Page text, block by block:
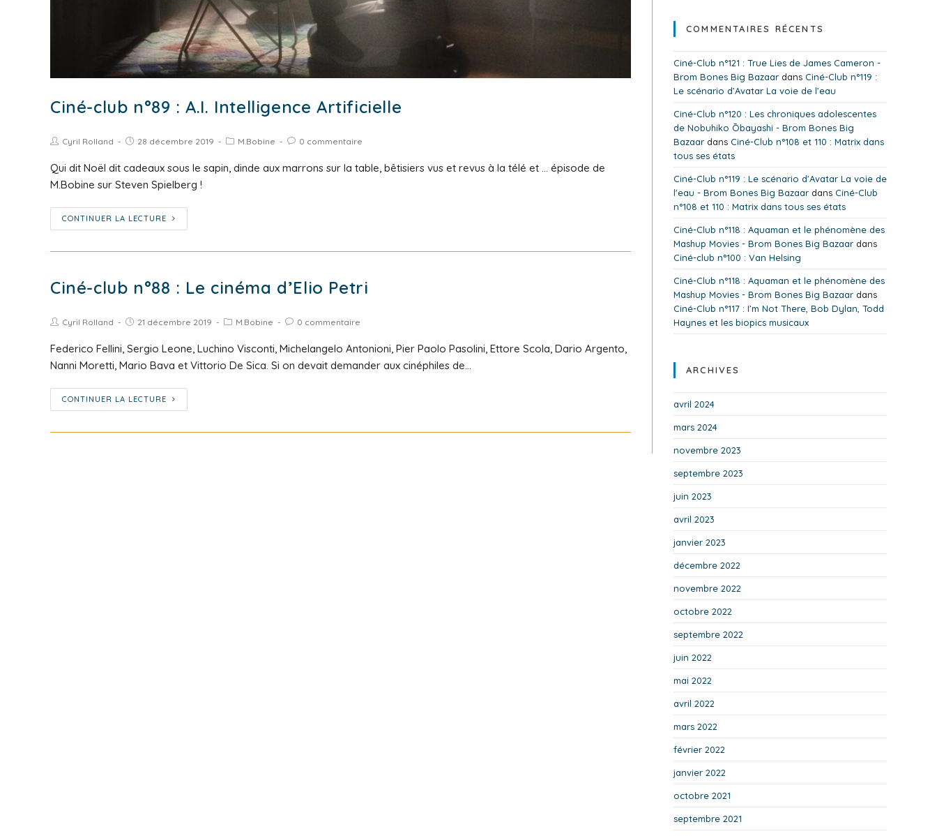
Ciné-club n°89 : A.I. Intelligence Artificielle
Cyril Rolland 28 décembre 2019 M.Bobine 0 commentaire
Qui dit Noël dit cadeaux sous le sapin, dinde aux marrons sur la table, bêtisiers vus et revus à la télé et ... épisode de
M.Bobine sur Steven Spielberg !
CONTINUER LA LECTURE
Ciné-club n°88 : Le cinéma d’Elio Petri
Cyril Rolland 21 décembre 2019 M.Bobine 0 commentaire
Federico Fellini, Sergio Leone, Luchino Visconti, Michelangelo Antonioni, Pier Paolo Pasolini, Ettore Scola, Dario Argento,
Nanni Moretti, Mario Bava et Vittorio De Sica. Si on devait demander aux cinéphiles de…
CONTINUER LA LECTURE
COMMENTAIRES RÉCENTS
Ciné-Club n°121 : True Lies de James Cameron -
Brom Bones Big Bazaar dans Ciné-Club n°119 :
Le scénario d’Avatar La voie de l’eau
Ciné-Club n°120 : Les chroniques adolescentes
de Nobuhiko Ōbayashi - Brom Bones Big
Bazaar dans Ciné-Club n°108 et 110 : Matrix dans
tous ses états
Ciné-Club n°119 : Le scénario d'Avatar La voie de
l'eau - Brom Bones Big Bazaar dans Ciné-Club
n°108 et 110 : Matrix dans tous ses états
Ciné-Club n°118 : Aquaman et le phénomène des
Mashup Movies - Brom Bones Big Bazaar dans
Ciné-club n°100 : Van Helsing
Ciné-Club n°118 : Aquaman et le phénomène des
Mashup Movies - Brom Bones Big Bazaar dans
Ciné-Club n°117 : I’m Not There, Bob Dylan, Todd
Haynes et les biopics musicaux
ARCHIVES
avril 2024
mars 2024
novembre 2023
septembre 2023
juin 2023
avril 2023
janvier 2023
décembre 2022
novembre 2022
octobre 2022
septembre 2022
juin 2022
mai 2022
avril 2022
mars 2022
février 2022
janvier 2022
octobre 2021
septembre 2021